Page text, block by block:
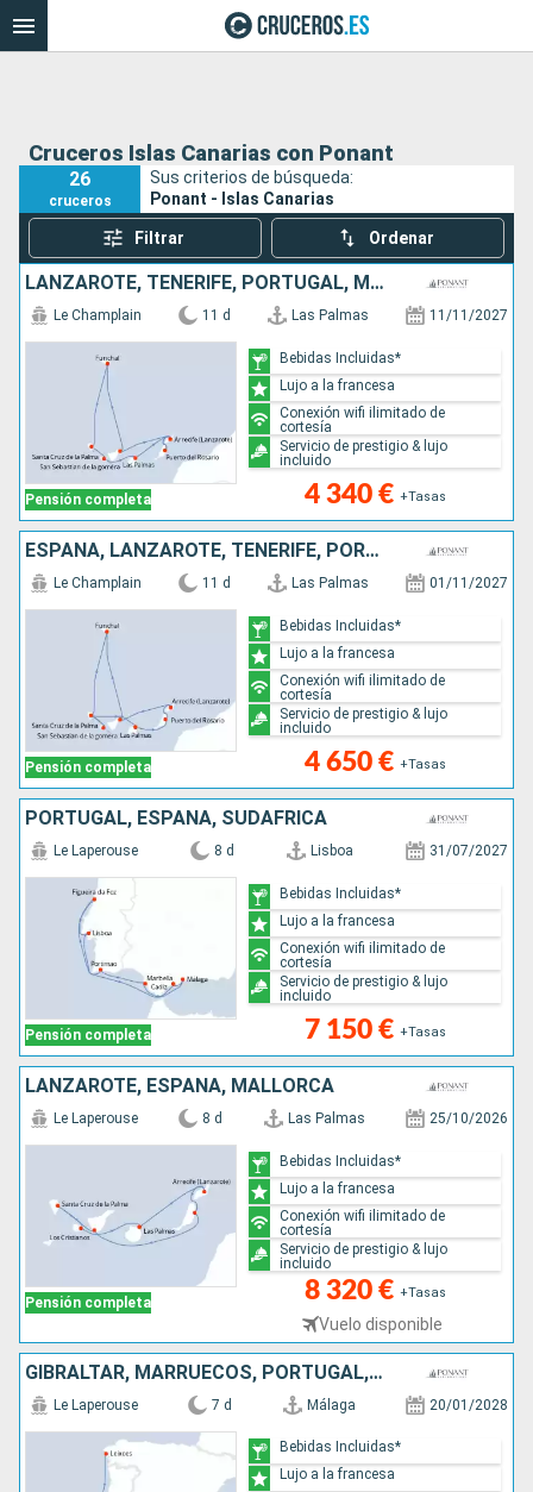
Cruceros Islas Canarias con Ponant
26
cruceros
Sus criterios de búsqueda:
Ponant - Islas Canarias
Filtrar Ordenar
LANZAROTE, TENERIFE, PORTUGAL, MALLORCA, ESPAÑA
Pensión completa
Le Champlain 11 d Las Palmas 11/11/2027
4 340 € +Tasas
Bebidas Incluidas*
Lujo a la francesa
Conexión wifi ilimitado de
cortesía
Servicio de prestigio & lujo
incluido
ESPAÑA, LANZAROTE, TENERIFE, PORTUGAL, MALLORCA
Pensión completa
Le Champlain 11 d Las Palmas 01/11/2027
4 650 € +Tasas
Bebidas Incluidas*
Lujo a la francesa
Conexión wifi ilimitado de
cortesía
Servicio de prestigio & lujo
incluido
PORTUGAL, ESPAÑA, SUDAFRICA
Pensión completa
Le Laperouse 8 d Lisboa 31/07/2027
7 150 € +Tasas
Bebidas Incluidas*
Lujo a la francesa
Conexión wifi ilimitado de
cortesía
Servicio de prestigio & lujo
incluido
LANZAROTE, ESPAÑA, MALLORCA
Pensión completa
Le Laperouse 8 d Las Palmas 25/10/2026
8 320 € +Tasas
Vuelo disponible
Bebidas Incluidas*
Lujo a la francesa
Conexión wifi ilimitado de
cortesía
Servicio de prestigio & lujo
incluido
GIBRALTAR, MARRUECOS, PORTUGAL, ESPAÑA
Le Laperouse 7 d Málaga 20/01/2028
Bebidas Incluidas*
Lujo a la francesa